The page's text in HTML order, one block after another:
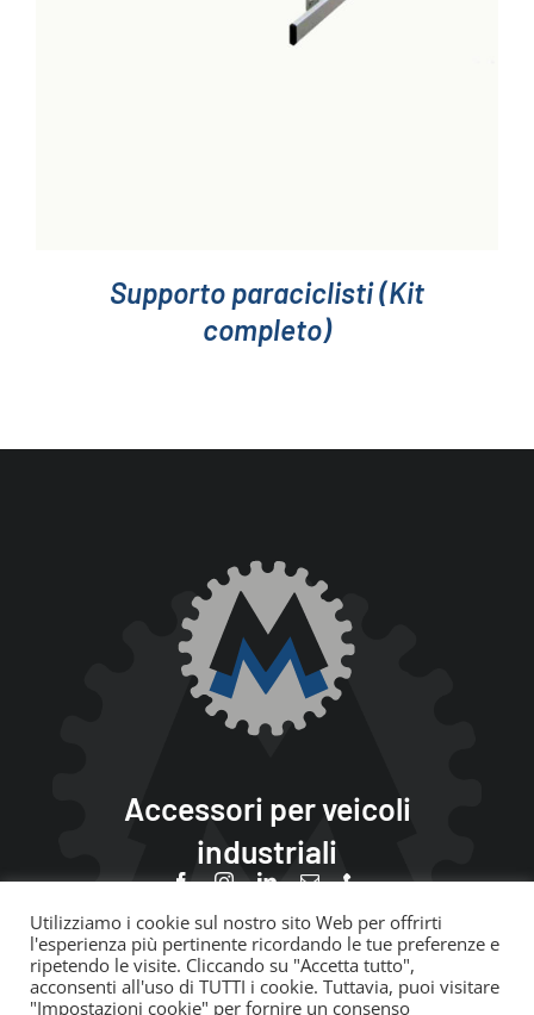
Supporto paraciclisti (Kit
completo)
Accessori per veicoli
industriali
© Copyright 2020 – 2021 |Privacy|Coockie Policy| P.Iva
01063700411
Utilizziamo i cookie sul nostro sito Web per offrirti
l'esperienza più pertinente ricordando le tue preferenze e
ripetendo le visite. Cliccando su "Accetta tutto",
acconsenti all'uso di TUTTI i cookie. Tuttavia, puoi visitare
"Impostazioni cookie" per fornire un consenso